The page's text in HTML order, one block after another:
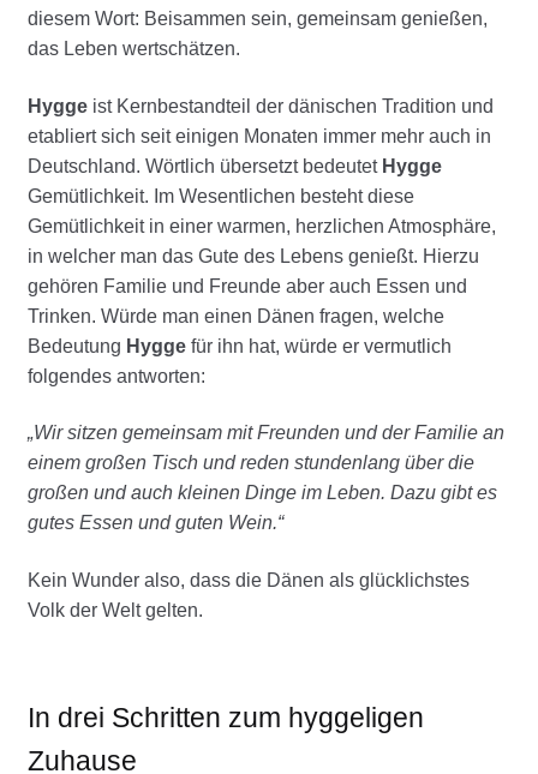
diesem Wort: Beisammen sein, gemeinsam genießen,
das Leben wertschätzen.
Hyggeist Kernbestandteil der dänischen Tradition und
etabliert sich seit einigen Monaten immer mehr auch in
Deutschland. Wörtlich übersetzt bedeutet Hygge
Gemütlichkeit. Im Wesentlichen besteht diese
Gemütlichkeit in einer warmen, herzlichen Atmosphäre,
in welcher man das Gute des Lebens genießt. Hierzu
gehören Familie und Freunde aber auch Essen und
Trinken. Würde man einen Dänen fragen, welche
Bedeutung Hyggefür ihn hat, würde er vermutlich
folgendes antworten:
„Wir sitzen gemeinsam mit Freunden und der Familie an
einem großen Tisch und reden stundenlang über die
großen und auch kleinen Dinge im Leben. Dazu gibt es
gutes Essen und guten Wein.“
Kein Wunder also, dass die Dänen als glücklichstes
Volk der Welt gelten.
In drei Schritten zum hyggeligen
Zuhause